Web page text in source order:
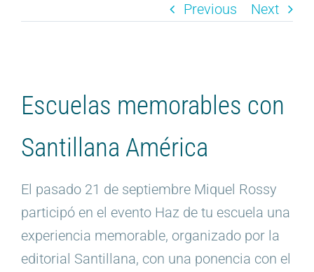
Previous Next
Larger
Escuelas memorables con
Santillana América
El pasado 21 de septiembre Miquel Rossy
participó en el evento Haz de tu escuela una
experiencia memorable, organizado por la
editorial Santillana, con una ponencia con el